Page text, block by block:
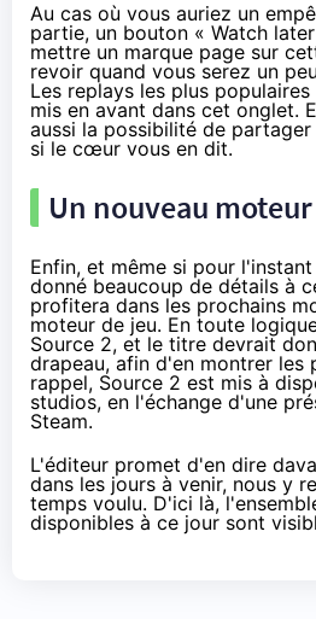
Au cas où vous auriez un
partie, un bouton « Watch
mettre un marque page sur
revoir quand vous serez un
Les replays les plus
mis en avant dans cet onglet.
aussi la possibilité de
si le cœur vous en dit.
Un nouveau
Enfin, et même si pour
donné beaucoup de détails à
profitera dans les prochains
moteur de jeu. En toute
Source 2, et le titre devrait
drapeau, afin d'en montrer les
rappel, Source 2 est mis à
studios, en l'échange d'une
Steam.
L'éditeur promet d'en dire
dans les jours à venir, nous y
temps voulu. D'ici là,
disponibles à ce jour sont